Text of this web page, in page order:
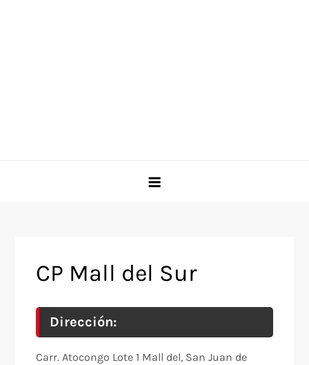
CP Mall del Sur
Dirección:
Carr. Atocongo Lote 1 Mall del, San Juan de